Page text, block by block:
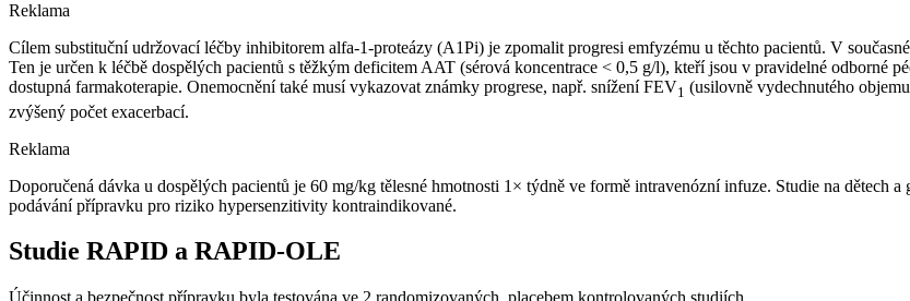
Reklama
Cílem substituční udržovací léčby inhibitorem alfa-1-proteázy (A1Pi) je zpomalit progresi emfyzému u těchto pacientů. V
Ten je určen k léčbě dospělých pacientů s těžkým deficitem AAT (sérová koncentrace < 0,5 g⁠/⁠l), kteří jsou v pravidelné odborné
dostupná farmakoterapie. Onemocnění také musí vykazovat známky progrese, např. snížení FEV1 (usilovně vydechnutého
zvýšený počet exacerbací.
Reklama
Doporučená dávka u dospělých pacientů je 60 mg⁠/⁠kg tělesné hmotnosti 1× týdně ve formě intravenózní infuze. Studie na dětech
podávání přípravku pro riziko hypersenzitivity kontraindikované.
Studie RAPID a RAPID-OLE